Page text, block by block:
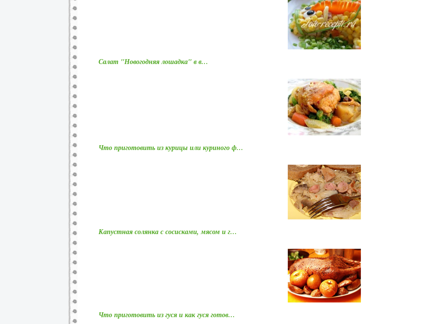
Салат "Новогодняя лошадка" в в…
Что приготовить из курицы или куриного ф…
Капустная солянка с сосисками, мясом и г…
Что приготовить из гуся и как гуся готов…